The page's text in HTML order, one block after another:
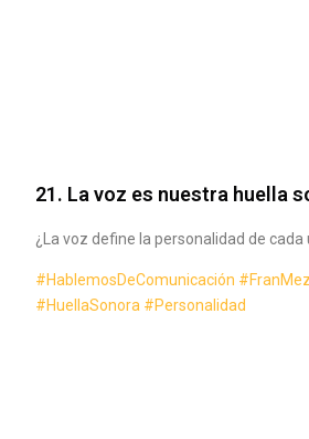
21. La voz es nuestra huella
¿La voz define la personalidad de cada
#HablemosDeComunicación
#HuellaSonora #Personalidad